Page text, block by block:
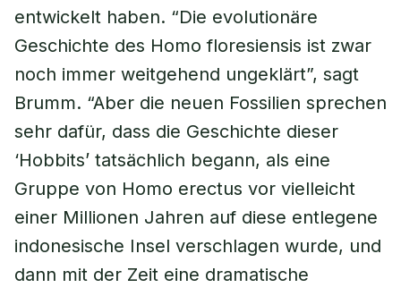
entwickelt haben. “Die evolutionäre
Geschichte des Homo floresiensis ist zwar
noch immer weitgehend ungeklärt”, sagt
Brumm. “Aber die neuen Fossilien sprechen
sehr dafür, dass die Geschichte dieser
‘Hobbits’ tatsächlich begann, als eine
Gruppe von Homo erectus vor vielleicht
einer Millionen Jahren auf diese entlegene
indonesische Insel verschlagen wurde, und
dann mit der Zeit eine dramatische